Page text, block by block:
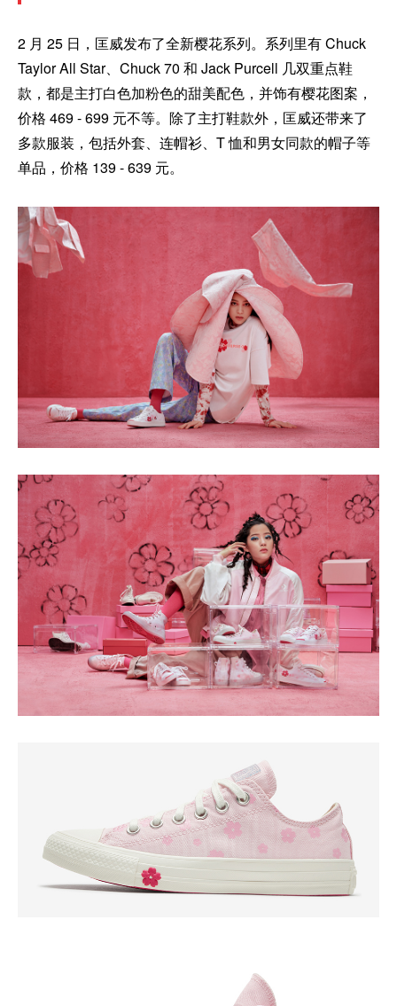
2 月 25 日，匡威发布了全新樱花系列。系列里有 Chuck
Taylor All Star、Chuck 70 和 Jack Purcell 几双重点鞋
款，都是主打白色加粉色的甜美配色，并饰有樱花图案，
价格 469 - 699 元不等。除了主打鞋款外，匡威还带来了
多款服装，包括外套、连帽衫、T 恤和男女同款的帽子等
单品，价格 139 - 639 元。